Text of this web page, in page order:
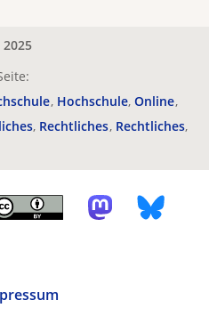
2025
Hochschule Online
Rechtliches Rechtliches